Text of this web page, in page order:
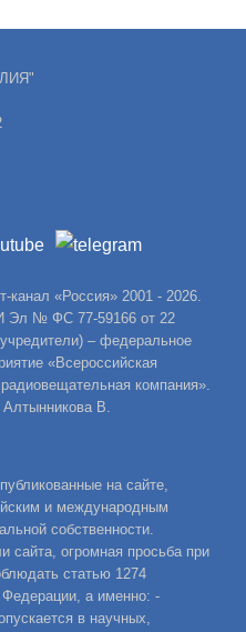
канал «Россия» 2001 - 2026.
Эл № ФС 77-59166 от 22
– федеральное
«Всероссийская
компания».
Алтынникова В.
на сайте,
и международным
собственности.
огромная просьба при
статью 1274
Федерации, а именно: -
в научных,